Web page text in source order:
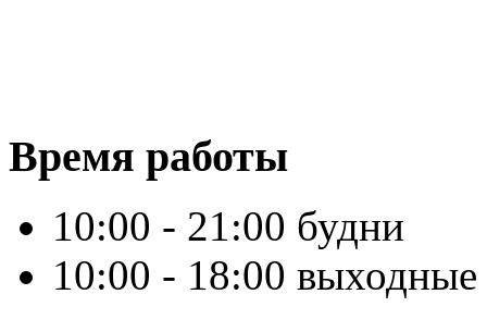
Время работы
10:00 - 21:00 будни
10:00 - 18:00 выходные